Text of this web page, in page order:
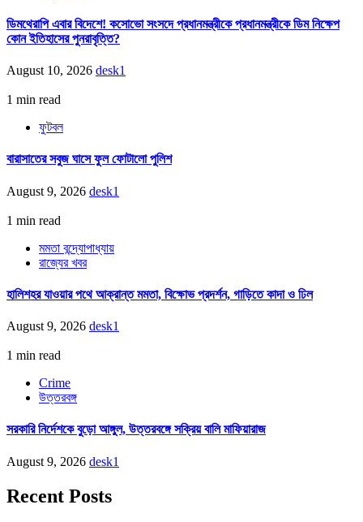
ডিমথেরাপি এবার বিদেশে! কসোভো সংসদে প্রধানমন্ত্রীকে প্রধানমন্ত্রীকে ডিম নিক্ষেপ
কোন ইতিহাসের পুনরাবৃত্তি?
August 10, 2026 desk1
1 min read
ফুটবল
বারাসাতের সবুজ ঘাসে ফুল ফোটালো পুলিশ
August 9, 2026 desk1
1 min read
মমতা বন্দ্যোপাধ্যায়
রাজ্যের খবর
হালিশহর যাওয়ার পথে আক্রান্ত মমতা, বিক্ষোভ প্রদর্শন, গাড়িতে কাদা ও ঢিল
August 9, 2026 desk1
1 min read
Crime
উত্তরবঙ্গ
সরকারি নির্দেশকে বুড়ো আঙ্গুল, উত্তরবঙ্গে সক্রিয় বালি মাফিয়ারাজ
August 9, 2026 desk1
Recent Posts